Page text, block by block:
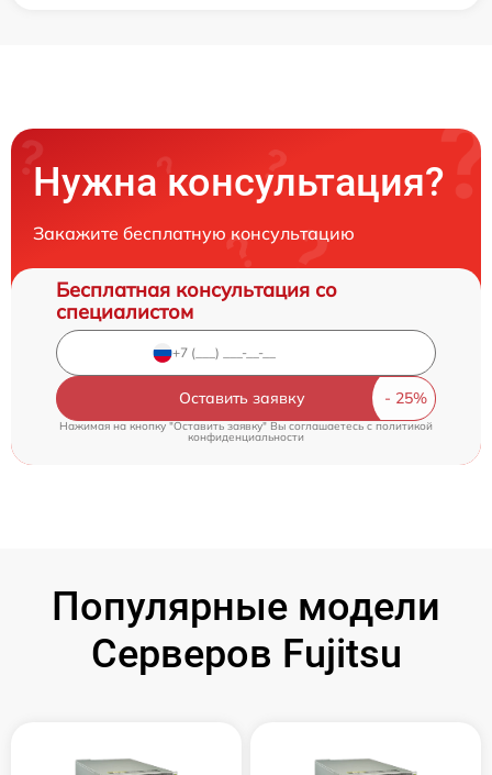
Нужна консультация?
Закажите бесплатную консультацию
Бесплатная консультация со
специалистом
Оставить заявку
Нажимая на кнопку "Оставить заявку" Вы соглашаетесь cполитикой
конфиденциальности
Популярные модели
Серверов Fujitsu